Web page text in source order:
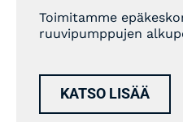
Toimitamme
ruuvipumppujen
KATSO LISÄÄ